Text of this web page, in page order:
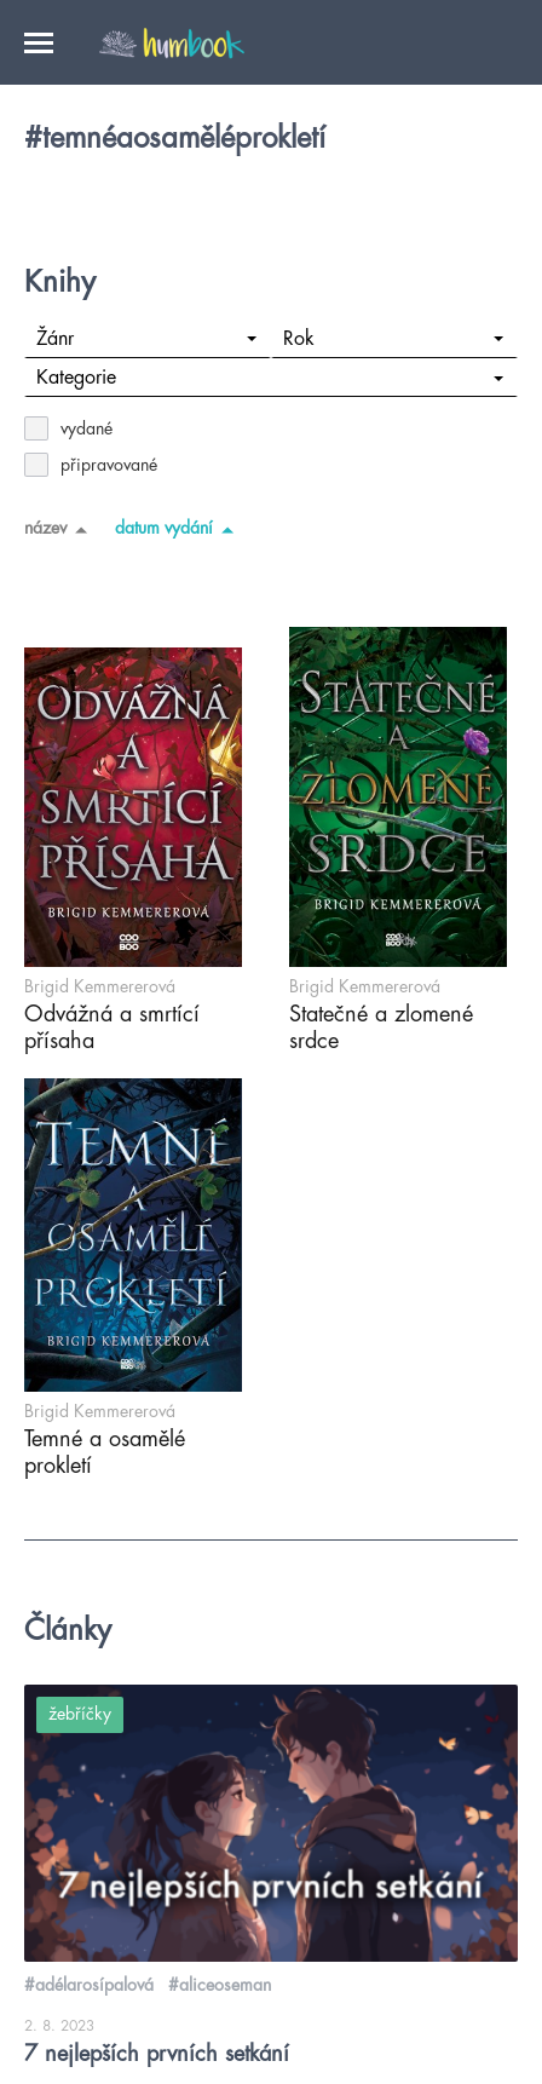
#temnéaosaměléprokletí
Knihy
Žánr Rok
Kategorie
vydané
připravované
název datum vydání
Brigid Kemmererová
Odvážná a smrtící
přísaha
Brigid Kemmererová
Statečné a zlomené
srdce
Brigid Kemmererová
Temné a osamělé
prokletí
Články
žebříčky
#adélarosípalová #aliceoseman
2. 8. 2023
7 nejlepších prvních setkání